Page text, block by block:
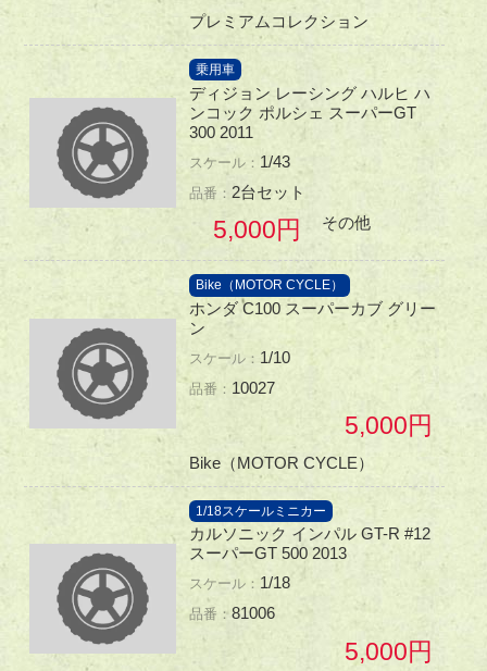
プレミアムコレクション
乗用車
ディジョン レーシング ハルヒ ハ
ンコック ポルシェ スーパーGT
300 2011
1/43
2台セット
5,000 その他
Bike（MOTOR CYCLE）
ホンダ C100 スーパーカブ グリー
ン
1/10
10027
5,000
Bike（MOTOR CYCLE）
1/18スケールミニカー
カルソニック インパル GT-R #12
スーパーGT 500 2013
1/18
81006
5,000